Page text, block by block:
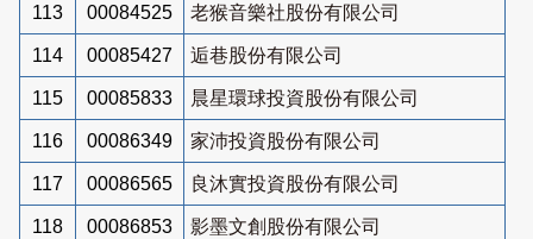
113 00084525 老猴音樂社股份有限公司
114 00085427 逅巷股份有限公司
115 00085833 晨星環球投資股份有限公司
116 00086349 家沛投資股份有限公司
117 00086565 良沐實投資股份有限公司
118 00086853 影墨文創股份有限公司